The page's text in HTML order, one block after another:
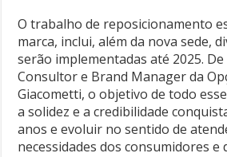
O trabalho de reposicionamento
marca, inclui, além da nova sede,
serão implementadas até 2025.
Consultor e Brand Manager da
Giacometti, o objetivo de todo
a solidez e a credibilidade
anos e evoluir no sentido de
necessidades dos consumidores e